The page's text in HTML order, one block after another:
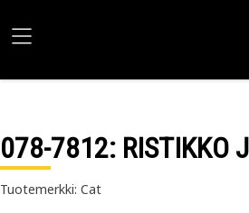
078-7812: RISTIKKO
Tuotemerkki: Cat